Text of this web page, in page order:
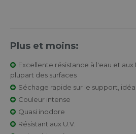
Plus et moins:
Excellente résistance à l'eau et
plupart des surfaces
Séchage rapide sur le support,
Couleur intense
Quasi inodore
Résistant aux U.V.